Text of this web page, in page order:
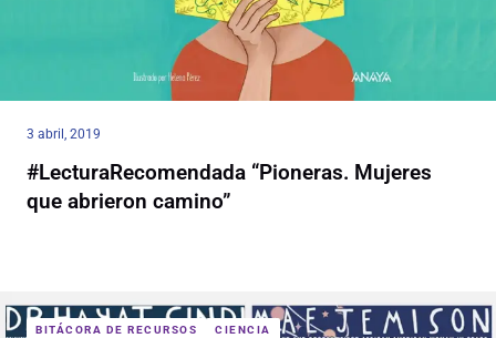
3 abril, 2019
#LecturaRecomendada “Pioneras. Mujeres
que abrieron camino”
BITÁCORA DE RECURSOS CIENCIA